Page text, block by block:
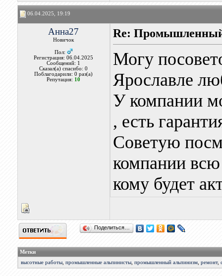
06.04.2025, 19:19
Анна27
Новичок
Пол:
Регистрация: 06.04.2025
Сообщений: 1
Сказал(а) спасибо: 0
Поблагодарили: 0 раз(а)
Репутация: 10
Re:
Могу
Ярославле
У компании
, есть
Советую
компании
кому будет
Поделиться…
Метки
высотные работы, промышленные альпинисты, промышленный альпинизм, ремонт,